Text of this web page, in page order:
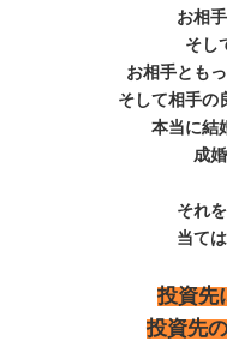
お相
そし
お相手とも
そして相手の
本当に結
成
それ
当て
投資先
投資先